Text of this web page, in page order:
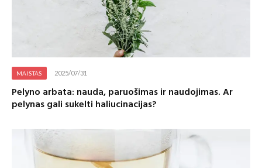
MAISTAS 2025/07/31
Pelyno arbata: nauda, paruošimas ir naudojimas. Ar
pelynas gali sukelti haliucinacijas?